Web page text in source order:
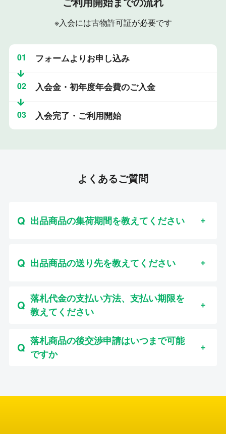
※入会には古物許可証が必要です
01 フォームよりお申し込み
02 入会金・初年度年会費のご入金
03 入会完了・ご利用開始
よくあるご質問
出品商品の集荷期間を教えてください
出品商品の送り先を教えてください
落札代金の支払い方法、支払い期限を
教えてください
落札商品の後交渉申請はいつまで可能
ですか